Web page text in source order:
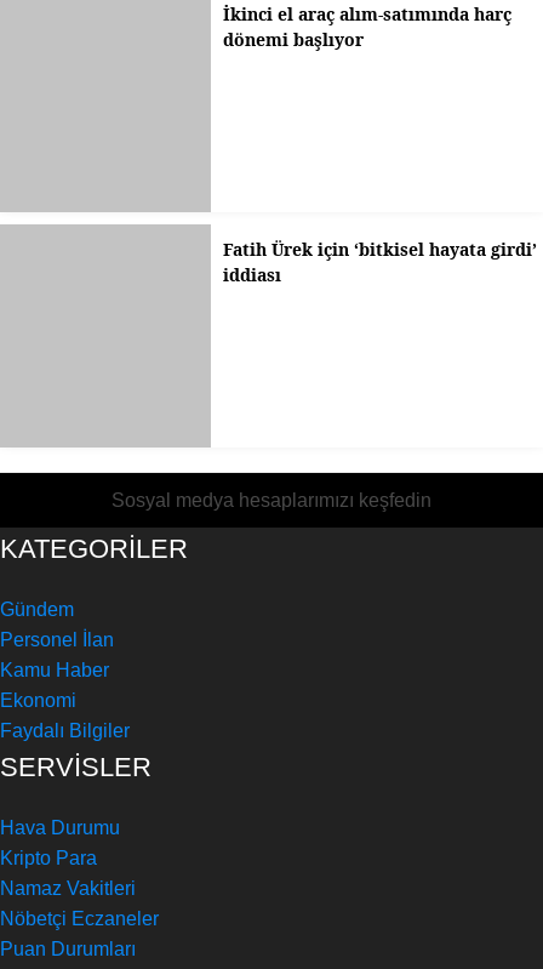
İkinci el araç alım-satımında harç
dönemi başlıyor
Fatih Ürek için ‘bitkisel hayata girdi’
iddiası
Sosyal medya hesaplarımızı keşfedin
KATEGORİLER
Gündem
Personel İlan
Kamu Haber
Ekonomi
Faydalı Bilgiler
SERVİSLER
Hava Durumu
Kripto Para
Namaz Vakitleri
Nöbetçi Eczaneler
Puan Durumları